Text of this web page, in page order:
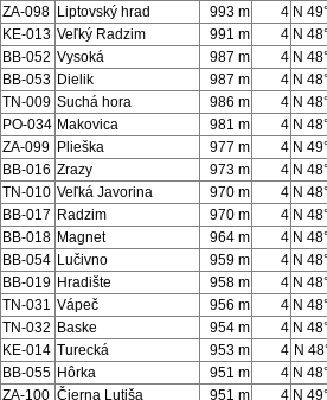
ZA-098 Liptovský hrad 993 m 4 N
KE-013 Veľký Radzim 991 m 4 N
BB-052 Vysoká 987 m 4 N
BB-053 Dielik 987 m 4 N
TN-009 Suchá hora 986 m 4 N
PO-034 Makovica 981 m 4 N
ZA-099 Plieška 977 m 4 N
BB-016 Zrazy 973 m 4 N
TN-010 Veľká Javorina 970 m 4 N
BB-017 Radzim 970 m 4 N
BB-018 Magnet 964 m 4 N
BB-054 Lučivno 959 m 4 N
BB-019 Hradište 958 m 4 N
TN-031 Vápeč 956 m 4 N
TN-032 Baske 954 m 4 N
KE-014 Turecká 953 m 4 N
BB-055 Hôrka 951 m 4 N
ZA-100 Čierna Lutiša 951 m 4 N